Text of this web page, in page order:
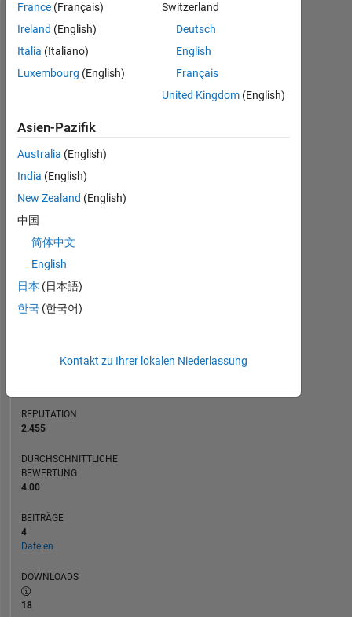
scripts:
http://www.twitter.com/mazeguillaume
or
check
Professional
Interests:
oceanography
and
meteorology
Dashboard
Statistik
BEITRÄGE L
-2
-1
1
2
3
12/07
11/09
10/11
09/13
08/15
07/17
06/19
05/21
04/23
03/25
03/10
06/12
09/14
12/16
03/19
06/21
09/23
12/25
REPUTATION
2.455
DURCHSCHNITTLICHE
BEWERTUNG
4.00
BEITRÄGE
4
Dateien
DOWNLOADS
18
France (Français)
Ireland (English)
Italia (Italiano)
Luxembourg (English)
Switzerland
Deutsch
English
Français
United Kingdom (English)
Asien-Pazifik
Australia (English)
India (English)
New Zealand (English)
中国
简体中文
English
日本 (日本語)
한국 (한국어)
Kontakt zu Ihrer lokalen Niederlassung